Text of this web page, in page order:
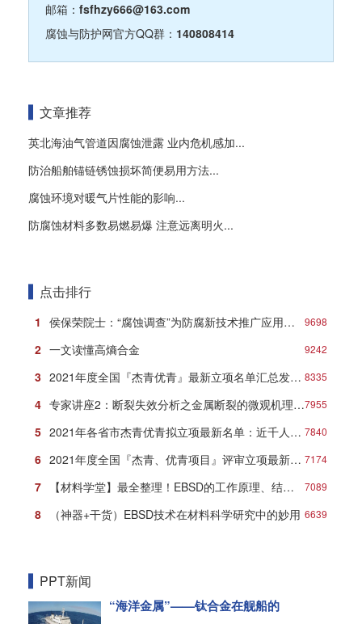
邮箱： fsfhzy666@163.com
腐蚀与防护网官方QQ群： 140808414
文章推荐
英北海油气管道因腐蚀泄露 业内危机感加...
防治船舶锚链锈蚀损坏简便易用方法...
腐蚀环境对暖气片性能的影响...
防腐蚀材料多数易燃易爆 注意远离明火...
点击排行
9698
1 侯保荣院士：“腐蚀调查”为防腐新技术推广应用打响第一炮
9242
2 一文读懂高熵合金
8335
3 2021年度全国『杰青优青』最新立项名单汇总发布！
7955
4 专家讲座2：断裂失效分析之金属断裂的微观机理与典型形貌
7840
5 2021年各省市杰青优青拟立项最新名单：近千人入选！
7174
6 2021年度全国『杰青、优青项目』评审立项最新名单
7089
7 【材料学堂】最全整理！EBSD的工作原理、结构、操作及分析方法！
6639
8 （神器+干货）EBSD技术在材料科学研究中的妙用
PPT新闻
“海洋金属”——钛合金在舰船的